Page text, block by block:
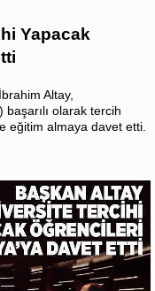
Yapacak
Altay,
başarılı olarak tercih
eğitim almaya davet etti.